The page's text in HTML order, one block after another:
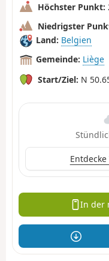
Höchster Punkt:
Niedrigster
Land: Belgien
Gemeinde: Liège
Start/Ziel: N
In der